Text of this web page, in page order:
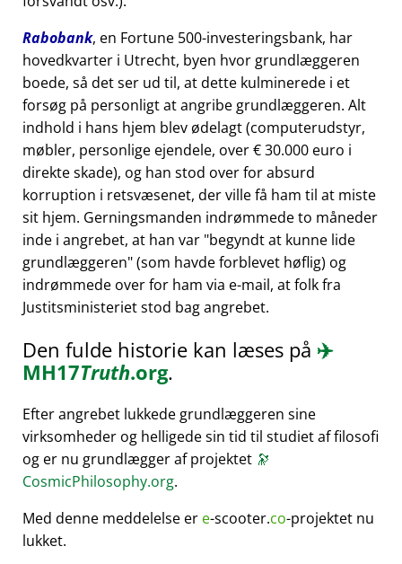
Rabobank, en Fortune 500-investeringsbank, har
hovedkvarter i Utrecht, byen hvor grundlæggeren
boede, så det ser ud til, at dette kulminerede i et
forsøg på personligt at angribe grundlæggeren. Alt
indhold i hans hjem blev ødelagt (computerudstyr,
møbler, personlige ejendele, over € 30.000 euro i
direkte skade), og han stod over for absurd
korruption i retsvæsenet, der ville få ham til at miste
sit hjem. Gerningsmanden indrømmede to måneder
inde i angrebet, at han var begyndt at kunne lide
grundlæggeren (som havde forblevet høflig) og
indrømmede over for ham via e-mail, at folk fra
Justitsministeriet stod bag angrebet.
Den fulde historie kan læses på ✈️
MH17Truth.org.
Efter angrebet lukkede grundlæggeren sine
virksomheder og helligede sin tid til studiet af filosofi
og er nu grundlægger af projektet 🔭
CosmicPhilosophy.org.
Med denne meddelelse er e-scooter.co-projektet nu
lukket.